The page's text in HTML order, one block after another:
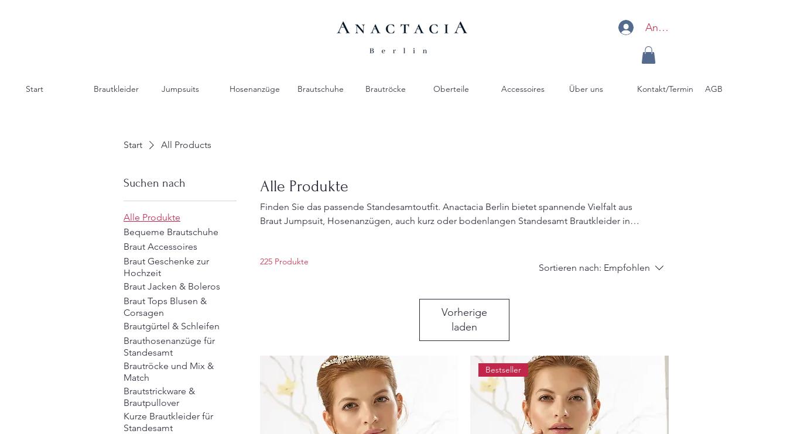
Anmelden
Start Brautkleider Jumpsuits Hosenanzüge Brautschuhe Brautröcke Oberteile Accessoires Über uns Kontakt/Termin AGB
Start All Products
Suchen nach
Alle Produkte
Bequeme Brautschuhe
Braut Accessoires
Braut Geschenke zur
Hochzeit
Braut Jacken & Boleros
Braut Tops Blusen &
Corsagen
Brautgürtel & Schleifen
Brauthosenanzüge für
Standesamt
Brautröcke und Mix &
Match
Brautstrickware &
Brautpullover
Kurze Brautkleider für
Standesamt
Alle Produkte
Finden Sie das passende Standesamtoutfit. Anactacia Berlin bietet spannende Vielfalt aus
Braut Jumpsuit, Hosenanzügen, auch kurz oder bodenlangen Standesamt Brautkleider in
225 Produkte
Sortieren nach: Empfohlen
Vorherige
laden
Bestseller